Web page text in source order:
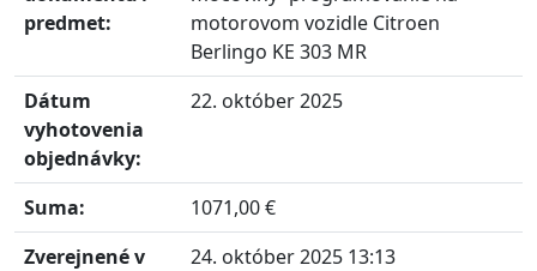
predmet:
motorovom vozidle Citroen
Berlingo KE 303 MR
Dátum
vyhotovenia
objednávky:
22. október 2025
Suma:
1071,00 €
Zverejnené v
24. október 2025 13:13